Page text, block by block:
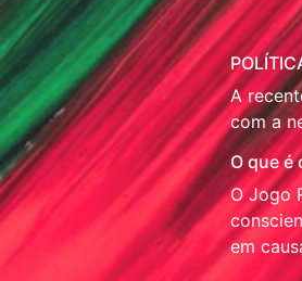
A
com a
O que é
O Jogo
em